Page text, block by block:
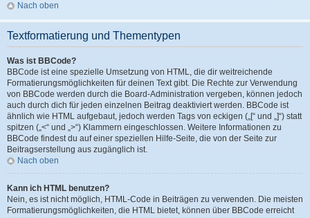
Nach oben
Textformatierung und Thementypen
Was ist BBCode?
BBCode ist eine spezielle Umsetzung von HTML, die dir weitreichende
Formatierungsmöglichkeiten für deinen Text gibt. Die Rechte zur Verwendung
von BBCode werden durch die Board-Administration vergeben, können jedoch
auch durch dich für jeden einzelnen Beitrag deaktiviert werden. BBCode ist
ähnlich wie HTML aufgebaut, jedoch werden Tags von eckigen („[“ und „]“) statt
spitzen („<“ und „>“) Klammern eingeschlossen. Weitere Informationen zu
BBCode findest du auf einer speziellen Hilfe-Seite, die von der Seite zur
Beitragserstellung aus zugänglich ist.
Nach oben
Kann ich HTML benutzen?
Nein, es ist nicht möglich, HTML-Code in Beiträgen zu verwenden. Die meisten
Formatierungsmöglichkeiten, die HTML bietet, können über BBCode erreicht